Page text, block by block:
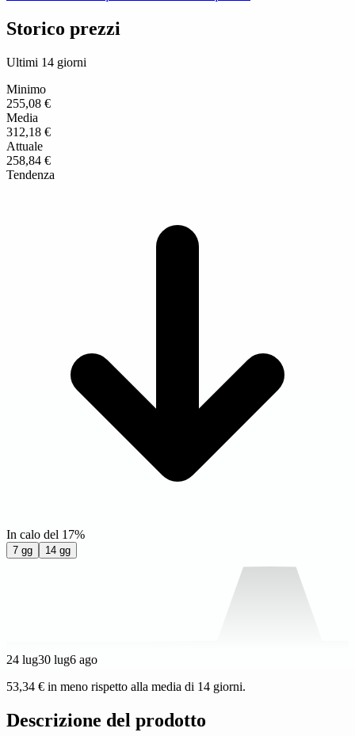
Storico prezzi
Ultimi 14 giorni
Minimo
255,08 €
Media
312,18 €
Attuale
258,84 €
Tendenza
In calo del 17%
7 gg 14 gg
24 lug30 lug6 ago
53,34 € in meno rispetto alla media di 14 giorni.
Descrizione del prodotto